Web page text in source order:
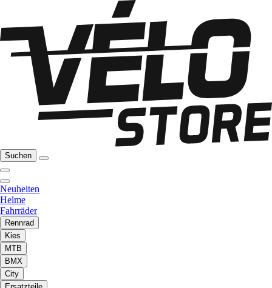
Suchen
Neuheiten
Helme
Fahrräder
Rennrad
Kies
MTB
BMX
City